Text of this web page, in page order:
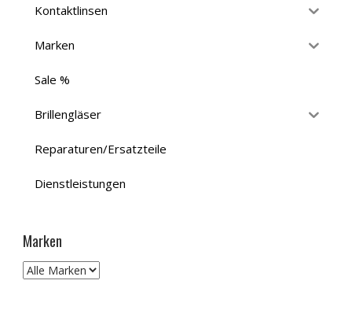
Kontaktlinsen
Marken
Sale %
Brillengläser
Reparaturen/Ersatzteile
Dienstleistungen
Marken